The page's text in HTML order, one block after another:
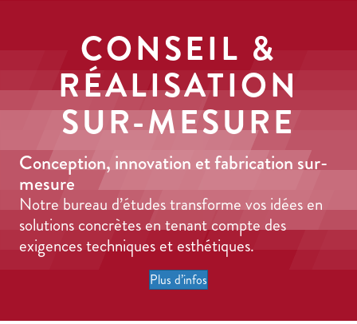
CONSEIL &
RÉALISATION
SUR-MESURE
Conception, innovation et fabrication sur-
mesure
Notre bureau d’études transforme vos idées en
solutions concrètes en tenant compte des
exigences techniques et esthétiques.
Plus d’infos